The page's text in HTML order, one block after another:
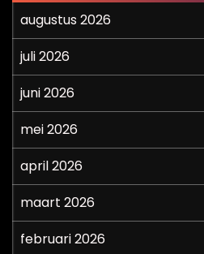
augustus 2026
juli 2026
juni 2026
mei 2026
april 2026
maart 2026
februari 2026